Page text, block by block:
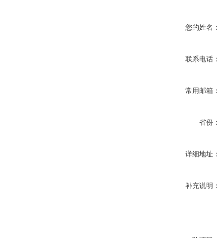
您的姓名：
联系电话：
常用邮箱：
省份：
详细地址：
补充说明：